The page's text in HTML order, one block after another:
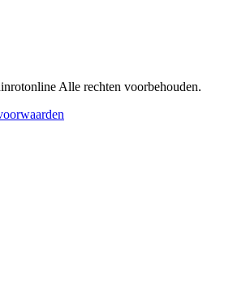
Alle rechten voorbehouden.